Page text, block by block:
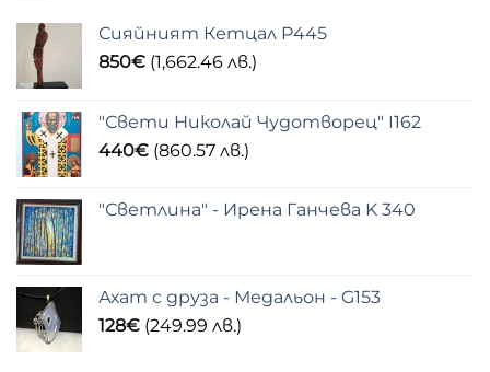
Сияйният Кетцал P445
850€ (1,662.46 лв.)
"Свети Николай Чудотворец" I162
440€ (860.57 лв.)
"Светлина" - Ирена Ганчева K 340
Ахат с друза - Медальон - G153
128€ (249.99 лв.)